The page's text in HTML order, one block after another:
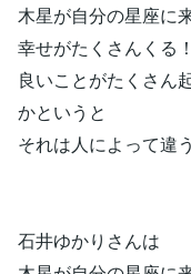
木星が自分の星座に
幸せがたくさんくる！
良いことがたくさん
かというと
それは人によって違
石井ゆかりさんは